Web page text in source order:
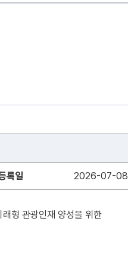
록일 2026-07-08
형 관광인재 양성을 위한